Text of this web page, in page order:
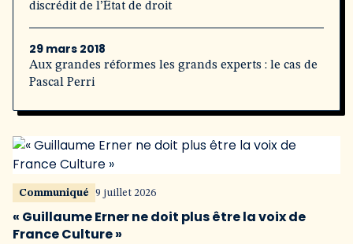
discrédit de l’État de droit
29 mars 2018
Aux grandes réformes les grands experts : le cas de
Pascal Perri
Communiqué 9 juillet 2026
« Guillaume Erner ne doit plus être la voix de
France Culture »